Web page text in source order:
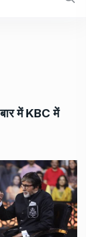
में KBC में